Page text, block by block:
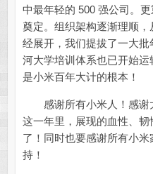
中最年轻的 500 强公司。
奠定。组织架构逐渐理顺
经展开，我们提拔了一大
河大学培训体系也已开始运
是小米百年大计的根本！
感谢所有小米人！感谢
这一年里，展现的血性、
了！同时也要感谢所有小
持！